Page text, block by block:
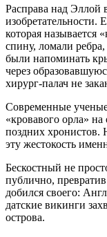
Расправа над Эллой
изобретательности.
которая называется
спину, ломали
были напоминать
через
хирург-палач не
Современные
«кровавого орла»
поздних хронистов.
эту жестокость
Бескостный не
публично,
добился своего:
датские викинги
острова.